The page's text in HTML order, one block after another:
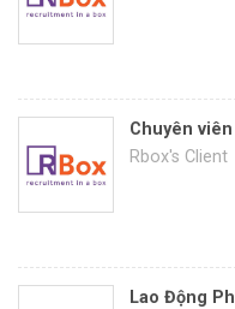
Chuyên
Rbox's Client
Lao Động